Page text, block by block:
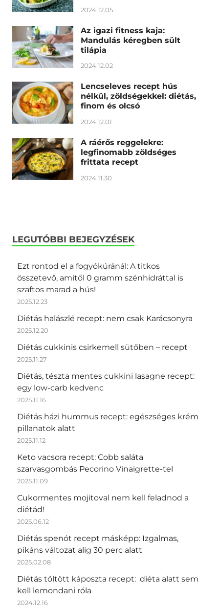
2024.12.05
Az igazi fitness kaja:
Mandulás kéregben sült
tilápia
2024.12.02
Lencseleves recept hús
nélkül, zöldségekkel: diétás,
finom és olcsó
2024.12.01
A ráérős reggelekre:
legfinomabb zöldséges
frittata recept
2024.11.30
LEGUTÓBBI BEJEGYZÉSEK
Ezt rontod el a fogyókúránál: A titkos
összetevő, amitől 0 gramm szénhidráttal is
szaftos marad a hús!
2025.12.23
Diétás halászlé recept: nem csak Karácsonyra
2025.12.20
Diétás cukkinis csirkemell sütőben – recept
2025.11.27
Diétás, tészta mentes cukkini lasagne recept:
egy low-carb kedvenc
2025.11.16
Diétás házi hummus recept: egészséges krém
pillanatok alatt
2025.11.12
Keto vacsora recept: Cobb saláta
szarvasgombás Pecorino Vinaigrette-tel
2025.11.09
Cukormentes mojitoval nem kell feladnod a
diétád!
2025.06.12
Diétás spenót recept másképp: Izgalmas,
pikáns változat alig 30 perc alatt
2025.02.08
Diétás töltött káposzta recept: diéta alatt sem
kell lemondani róla
2024.12.16